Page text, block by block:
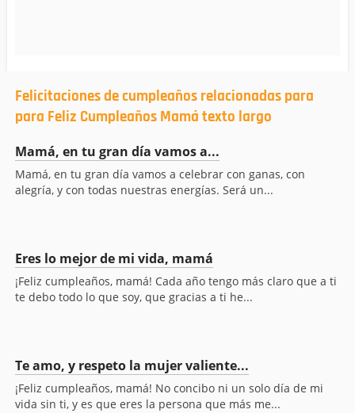
Felicitaciones de cumpleaños relacionadas para
para Feliz Cumpleaños Mamá texto largo
Mamá, en tu gran día vamos a...
Mamá, en tu gran día vamos a celebrar con ganas, con
alegría, y con todas nuestras energías. Será un...
Eres lo mejor de mi vida, mamá
¡Feliz cumpleaños, mamá! Cada año tengo más claro que a ti
te debo todo lo que soy, que gracias a ti he...
Te amo, y respeto la mujer valiente...
¡Feliz cumpleaños, mamá! No concibo ni un solo día de mi
vida sin ti, y es que eres la persona que más me...